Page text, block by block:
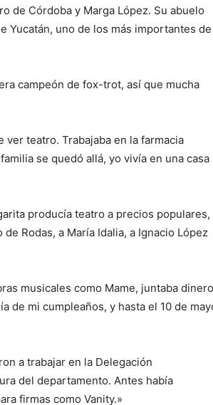
de Córdoba y Marga López. Su abuelo
Yucatán, uno de los más importantes de
campeón de fox-trot, así que mucha
teatro. Trabajaba en la farmacia
se quedó allá, yo vivía en una casa
producía teatro a precios populares,
Rodas, a María Idalia, a Ignacio López
musicales como Mame, juntaba dinero
de mi cumpleaños, y hasta el 10 de
a trabajar en la Delegación
del departamento. Antes había
firmas como Vanity.»